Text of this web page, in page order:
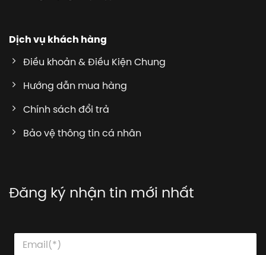
Dịch vụ khách hàng
Điều khoản & Điều Kiện Chung
Hướng dẫn mua hàng
Chính sách đổi trả
Bảo vệ thông tin cá nhân
Đăng ký nhận tin mới nhất
E